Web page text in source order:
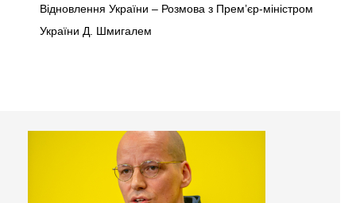
Відновлення України – Розмова з Прем’єр-міністром
України Д. Шмигалем